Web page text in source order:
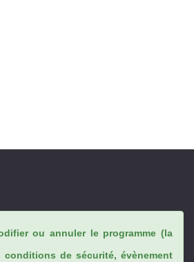
ou annuler le programme (la
de sécurité, évènement